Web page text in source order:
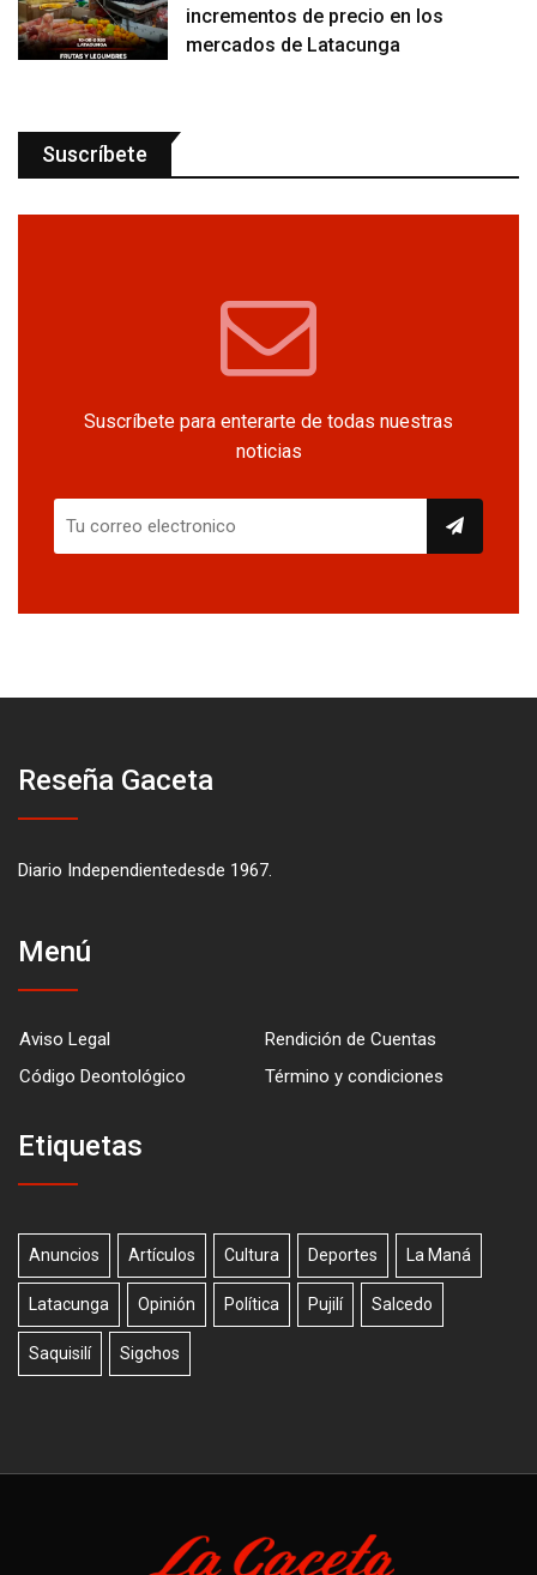
incrementos de precio en los
mercados de Latacunga
Suscríbete
Suscríbete para enterarte de todas nuestras
noticias
Reseña Gaceta
Diario Independientedesde 1967.
Menú
Aviso Legal
Rendición de Cuentas
Código Deontológico
Término y condiciones
Etiquetas
Anuncios Artículos Cultura Deportes La Maná
Latacunga Opinión Política Pujilí Salcedo
Saquisilí Sigchos